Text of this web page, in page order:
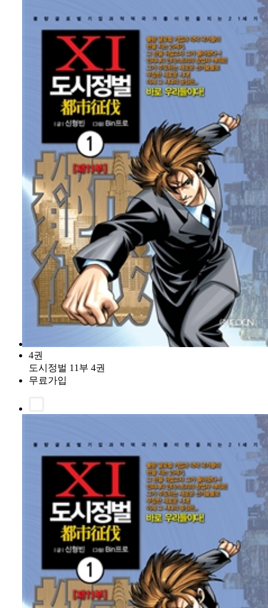
4권
도시정벌 11부 4권
무료가입